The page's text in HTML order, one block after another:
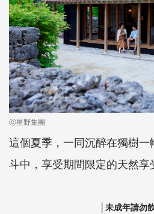
ⓒ星野集團
這個夏季，一同沉醉在獨樹
斗中，享受期間限定的天然享
│未成年請勿